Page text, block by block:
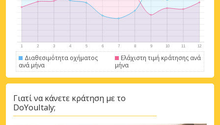
Σύνδεση με eLink
Διαθεσιμότητα οχήματος
ανά μήνα
Ελάχιστη τιμή κράτησης ανά
μήνα
Γιατί να κάνετε κράτηση με το
DoYouItaly;